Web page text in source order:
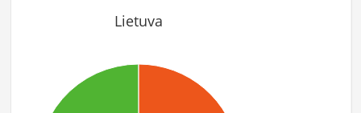
Lietuva